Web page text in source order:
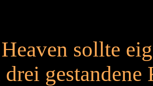
sollte
drei